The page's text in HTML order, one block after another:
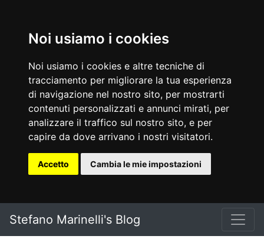
Noi usiamo i cookies
Noi usiamo i cookies e altre tecniche di
tracciamento per migliorare la tua esperienza
di navigazione nel nostro sito, per mostrarti
contenuti personalizzati e annunci mirati, per
analizzare il traffico sul nostro sito, e per
capire da dove arrivano i nostri visitatori.
Accetto Cambia le mie impostazioni
Stefano Marinelli's Blog